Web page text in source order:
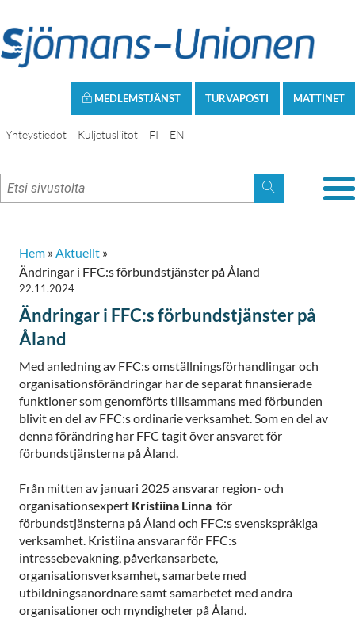
MATTINET
TURVAPOSTI
MEDLEMSTJÄNST
Yhteystiedot Kuljetusliitot FI EN
Hem »Aktuellt »
Ändringar i FFC:s förbundstjänster på Åland
22.11.2024
Ändringar i FFC:s förbundstjänster på
Åland
Med anledning av FFC:s omställningsförhandlingar och
organisationsförändringar har de separat finansierade
funktioner som genomförts tillsammans med förbunden
blivit en del av FFC:s ordinarie verksamhet. Som en del av
denna förändring har FFC tagit över ansvaret för
förbundstjänsterna på Åland.
Från mitten av januari 2025 ansvarar region- och
organisationsexpert Kristiina Linna för
förbundstjänsterna på Åland och FFC:s svenskspråkiga
verksamhet. Kristiina ansvarar för FFC:s
intressebevakning, påverkansarbete,
organisationsverksamhet, samarbete med
utbildningsanordnare samt samarbetet med andra
organisationer och myndigheter på Åland.